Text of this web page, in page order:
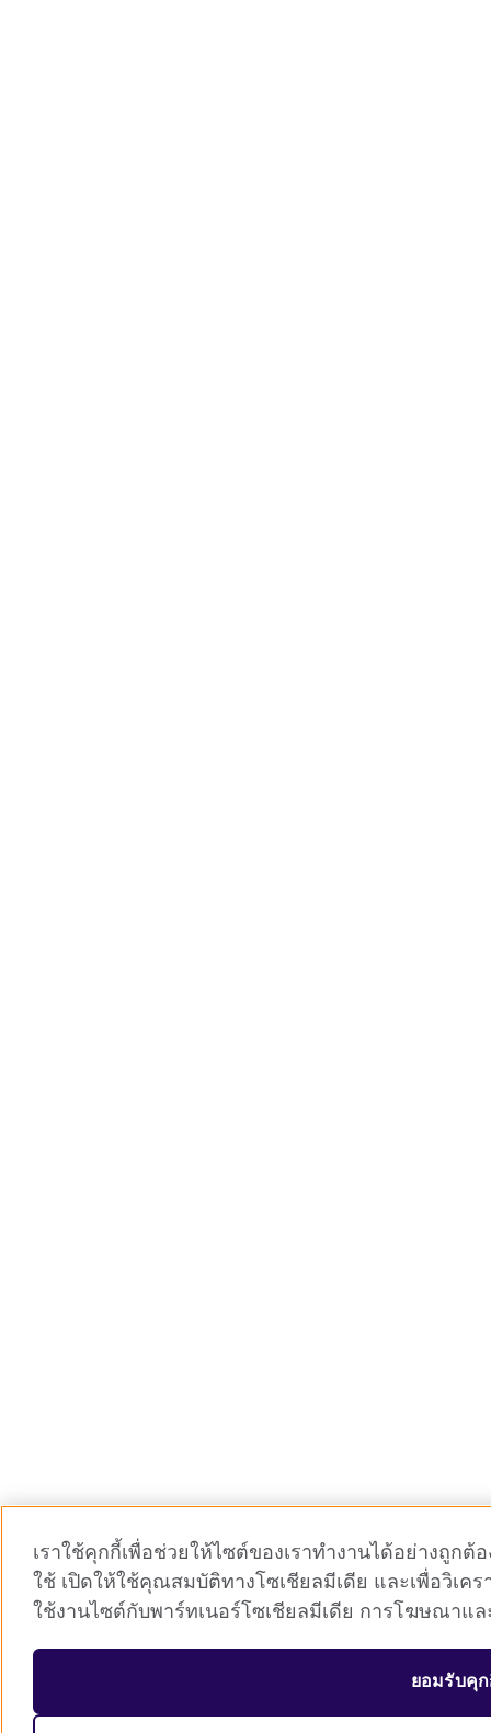
เราใช้คุกกี้เพื่อช่วยให้ไซต์ของเราทำงานได้อย่างถูก
ใช้ เปิดให้ใช้คุณสมบัติทางโซเชียลมีเดีย และเพื่อวิเค
ใช้งานไซต์กับพาร์ทเนอร์โซเชียลมีเดีย การโฆษณาแล
ยอมรับคุ